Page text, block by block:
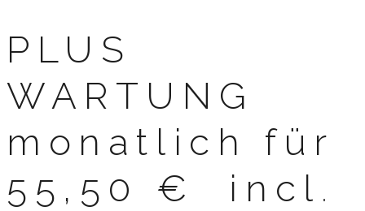
PLUS
WARTUNG
monatlich für
55,50 € incl .